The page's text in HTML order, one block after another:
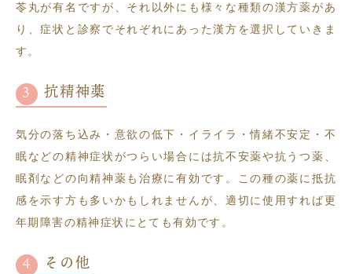
苓丸が有名ですが、それ以外にも様々な種類の漢方薬があ
り、症状と診察でそれぞれにあった漢方を選択していきま
す。
抗精神薬
気分の落ち込み・意欲の低下・イライラ・情緒不安定・不
眠などの精神症状がつらい場合には抗不安薬や抗うつ薬、
眠剤などの向精神薬も治療に有効です。この種の薬に抵抗
感を示す方も多いかもしれませんが、適切に使用すれば更
年期障害の精神症状にとても有効です。
その他